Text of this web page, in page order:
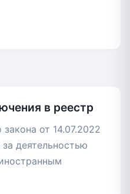
в реестр
от 14.07.2022
деятельностью